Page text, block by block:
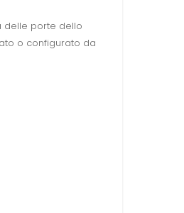
delle porte dello
o configurato da